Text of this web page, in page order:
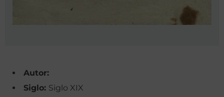
Autor:
Siglo: Siglo XIX